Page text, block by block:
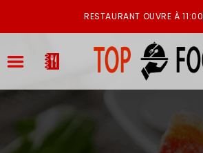
RESTAURANT OUVRE À 11:00